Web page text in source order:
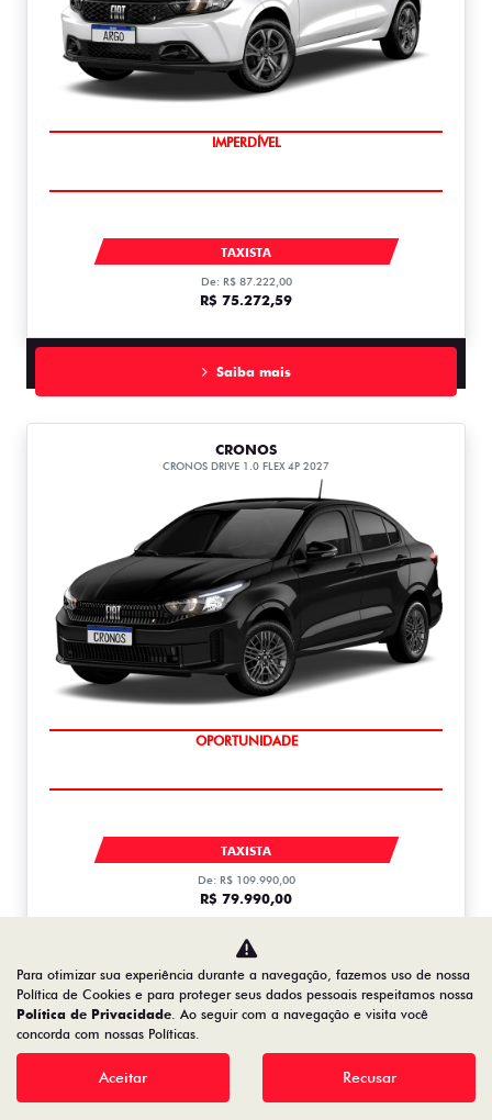
IMPERDÍVEL
TAXISTA
De: R$ 87.222,00
R$ 75.272,59
Saiba mais
CRONOS
CRONOS DRIVE 1.0 FLEX 4P 2027
OPORTUNIDADE
TAXISTA
De: R$ 109.990,00
R$ 79.990,00
Saiba mais
Para otimizar sua experiência durante a navegação, fazemos uso de nossa
Política de Cookies e para proteger seus dados pessoais respeitamos nossa
Política de Privacidade. Ao seguir com a navegação e visita você
concorda com nossas Políticas.
Aceitar Recusar